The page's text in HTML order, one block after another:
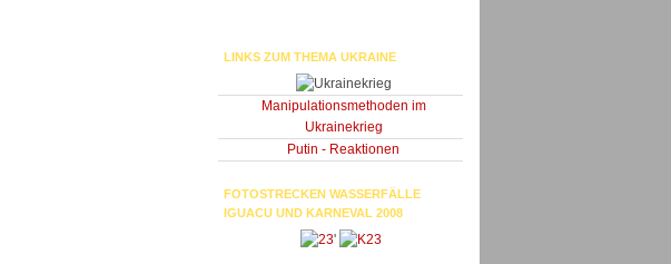
LINKS ZUM THEMA UKRAINE
Manipulationsmethoden im
Ukrainekrieg
Putin - Reaktionen
FOTOSTRECKEN WASSERFÄLLE
IGUACU UND KARNEVAL 2008
'